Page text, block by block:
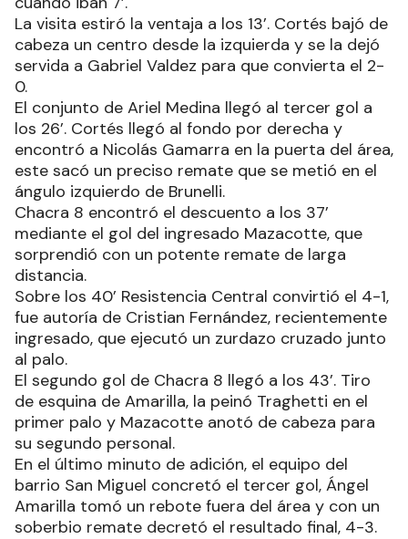
La visita estiró la ventaja a los 13’. Cortés bajó de
cabeza un centro desde la izquierda y se la dejó
servida a Gabriel Valdez para que convierta el 2-
0.
El conjunto de Ariel Medina llegó al tercer gol a
los 26’. Cortés llegó al fondo por derecha y
encontró a Nicolás Gamarra en la puerta del área,
este sacó un preciso remate que se metió en el
ángulo izquierdo de Brunelli.
Chacra 8 encontró el descuento a los 37’
mediante el gol del ingresado Mazacotte, que
sorprendió con un potente remate de larga
distancia.
Sobre los 40’ Resistencia Central convirtió el 4-1,
fue autoría de Cristian Fernández, recientemente
ingresado, que ejecutó un zurdazo cruzado junto
al palo.
El segundo gol de Chacra 8 llegó a los 43’. Tiro
de esquina de Amarilla, la peinó Traghetti en el
primer palo y Mazacotte anotó de cabeza para
su segundo personal.
En el último minuto de adición, el equipo del
barrio San Miguel concretó el tercer gol, Ángel
Amarilla tomó un rebote fuera del área y con un
soberbio remate decretó el resultado final, 4-3.